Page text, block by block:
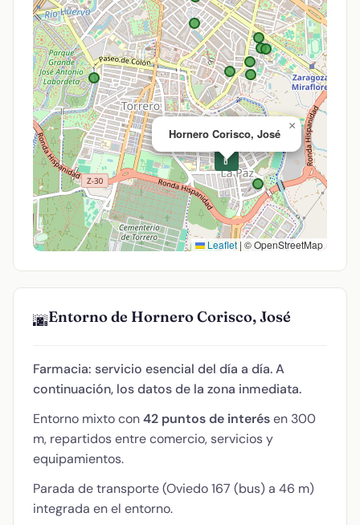
💊
Hornero Corisco, José
×
Leaflet|© OpenStreetMap
🌆Entorno de Hornero Corisco, José
Farmacia: servicio esencial del día a día. A
continuación, los datos de la zona inmediata.
Entorno mixto con42 puntos de interésen 300
m, repartidos entre comercio, servicios y
equipamientos.
Parada de transporte (Oviedo 167 (bus) a 46 m)
integrada en el entorno.